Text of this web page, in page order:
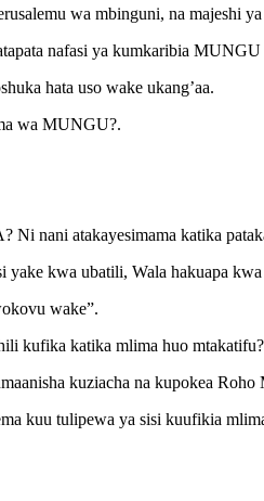
wa mbinguni, na majeshi
nafasi ya kumkaribia
hata uso wake ukang’aa.
wa MUNGU?.
Ni nani atakayesimama katika
yake kwa ubatili, Wala hakuapa
wake”.
kufika katika mlima huo
kuziacha na kupokea
kuu tulipewa ya sisi kuufikia